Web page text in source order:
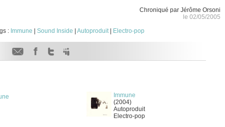
Chroniqué par Jérôme Orsoni
le 02/05/2005
: Immune Sound Inside Autoproduit| Electro-pop
Immune
(2004)
Autoproduit
Electro-pop